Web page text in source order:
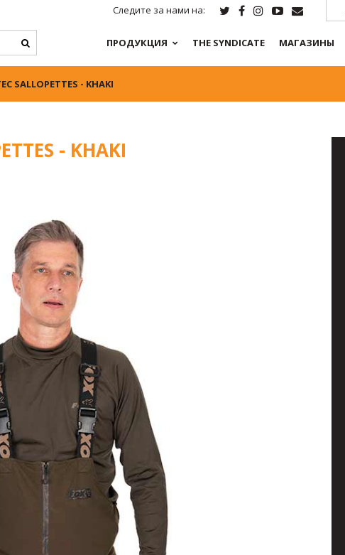
Следите за нами на:
ПРОДУКЦИЯ THE SYNDICATE МАГАЗИНЫ
SALLOPETTES - KHAKI
- KHAKI